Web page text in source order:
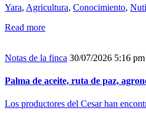
Yara, Agricultura, Conocimiento,
Read more
Notas de la finca 30/07/2026 5:16 pm
Palma de aceite, ruta de paz,
Los productores del Cesar han